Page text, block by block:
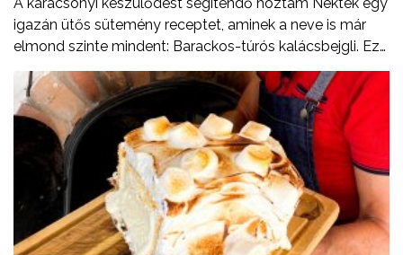
igazán ütős sütemény receptet, aminek a neve is már
elmond szinte mindent: Barackos-túrós kalácsbejgli. Ez
nem tévedés, a kalács puhaságát ötvöztem a bejgli
omlósságával, valamint a baracklekvár és rögös túró
ízvilágával. Tudtátok, hogy a rögös túró egy igazi,
magyar specialitás? Jellegzetes íze és állaga különbözik
a más országokban kapható verzióktól, ebben a
formában csak Magyarországon létezik. Ezúton
szeretném felhívni a figyelmetek a Tejszív emblémára is,
ami nem egy márka, hanem a Tej Terméktanács
védjegye. Ha egy tejtermék csomagolásán látod, biztos